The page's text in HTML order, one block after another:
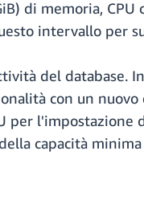
di memoria,
intervallo per
del database.
con un
per l'impostazione
capacità minima